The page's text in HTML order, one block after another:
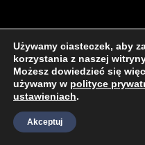
Używamy ciasteczek, aby
korzystania z naszej
Możesz dowiedzieć się
używamy w polityce
ustawieniach.
Akceptuj